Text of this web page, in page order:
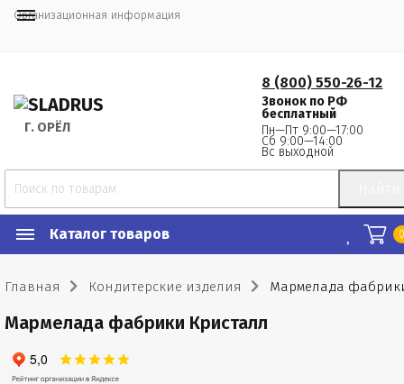
Организационная информация
Г. ОРЁЛ
8 (800) 550-26-12
Звонок по РФ
бесплатный
Пн—Пт 9:00—17:00
Сб 9:00—14:00
Вс выходной
Каталог товаров
Главная Кондитерские изделия Мармелада
Мармелада фабрики Кристалл